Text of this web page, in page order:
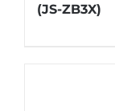
(JS-ZB3X)